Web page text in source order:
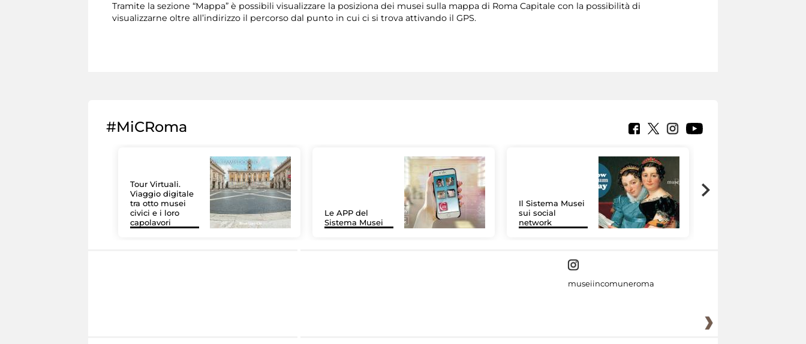
Tramite la sezione “Mappa” è possibili visualizzare la posiziona dei musei sulla mappa di Roma Capitale con la possibilità di
visualizzarne oltre all’indirizzo il percorso dal punto in cui ci si trova attivando il GPS.
#MiCRoma
Tour Virtuali.
Viaggio digitale
tra otto musei
civici e i loro
capolavori
Le APP del
Sistema Musei
Il Sistema Musei
sui social
network
museiincomuneroma